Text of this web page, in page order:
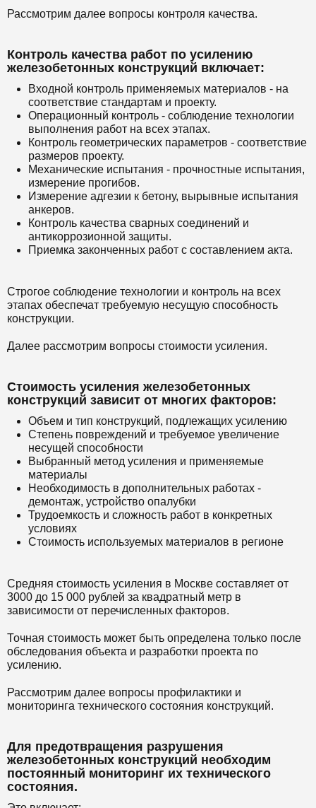
Рассмотрим далее вопросы контроля качества.
Контроль качества работ по усилению
железобетонных конструкций включает:
Входной контроль применяемых материалов - на
соответствие стандартам и проекту.
Операционный контроль - соблюдение технологии
выполнения работ на всех этапах.
Контроль геометрических параметров - соответствие
размеров проекту.
Механические испытания - прочностные испытания,
измерение прогибов.
Измерение адгезии к бетону, вырывные испытания
анкеров.
Контроль качества сварных соединений и
антикоррозионной защиты.
Приемка законченных работ с составлением акта.
Строгое соблюдение технологии и контроль на всех
этапах обеспечат требуемую несущую способность
конструкции.
Далее рассмотрим вопросы стоимости усиления.
Стоимость усиления железобетонных
конструкций зависит от многих факторов:
Объем и тип конструкций, подлежащих усилению
Степень повреждений и требуемое увеличение
несущей способности
Выбранный метод усиления и применяемые
материалы
Необходимость в дополнительных работах -
демонтаж, устройство опалубки
Трудоемкость и сложность работ в конкретных
условиях
Стоимость используемых материалов в регионе
Средняя стоимость усиления в Москве составляет от
3000 до 15 000 рублей за квадратный метр в
зависимости от перечисленных факторов.
Точная стоимость может быть определена только после
обследования объекта и разработки проекта по
усилению.
Рассмотрим далее вопросы профилактики и
мониторинга технического состояния конструкций.
Для предотвращения разрушения
железобетонных конструкций необходим
постоянный мониторинг их технического
состояния.